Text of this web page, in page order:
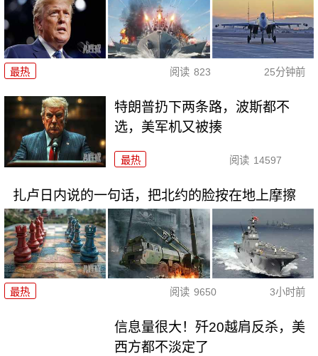
最热 阅读 823 25分钟前
特朗普扔下两条路，波斯都不
选，美军机又被揍
最热 阅读 14597
扎卢日内说的一句话，把北约的脸按在地上摩擦
最热 阅读 9650 3小时前
信息量很大！歼20越肩反杀，美
西方都不淡定了